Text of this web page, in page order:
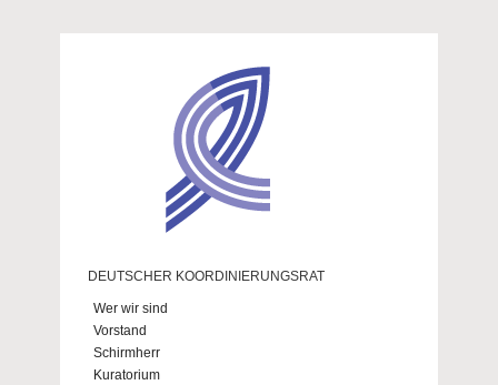
DEUTSCHER KOORDINIERUNGSRAT
Wer wir sind
Vorstand
Schirmherr
Kuratorium